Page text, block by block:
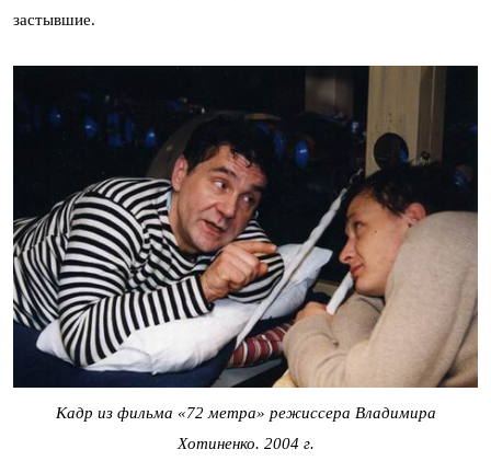
застывшие.
Кадр из фильма «72 метра» режиссера Владимира
Хотиненко. 2004 г.